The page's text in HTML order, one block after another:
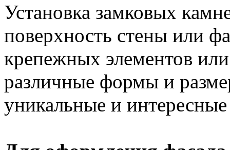
Установка замковых
поверхность стены или
крепежных элементов
различные формы и
уникальные и